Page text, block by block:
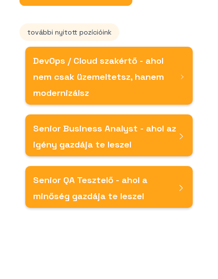
további nyitott pozícióink
DevOps / Cloud szakértő - ahol
nem csak üzemeltetsz, hanem
modernizálsz
Senior Business Analyst - ahol az
igény gazdája te leszel
Senior QA Tesztelő - ahol a
minőség gazdája te leszel